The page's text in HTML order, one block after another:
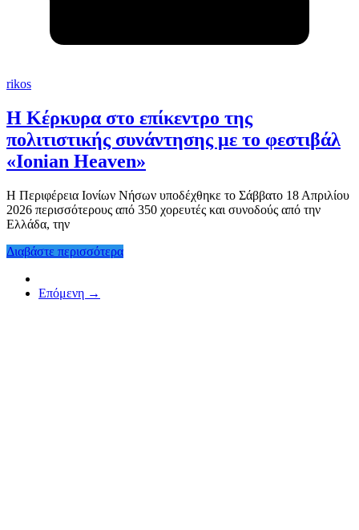
rikos
Η Κέρκυρα στο επίκεντρο της
πολιτιστικής συνάντησης με το φεστιβάλ
«Ionian Heaven»
Η Περιφέρεια Ιονίων Νήσων υποδέχθηκε το Σάββατο 18 Απριλίου
2026 περισσότερους από 350 χορευτές και συνοδούς από την
Ελλάδα, την
Διαβάστε περισσότερα
Επόμενη →